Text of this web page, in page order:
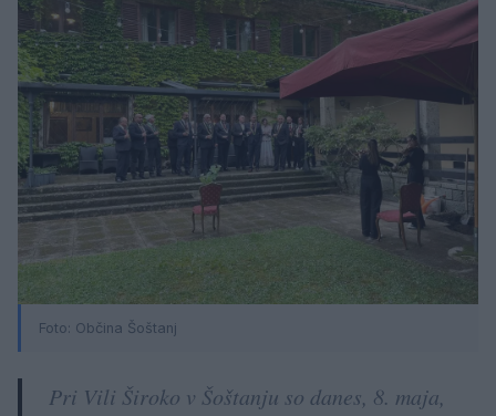
Foto: Občina Šoštanj
Pri Vili Široko v Šoštanju so danes, 8. maja,